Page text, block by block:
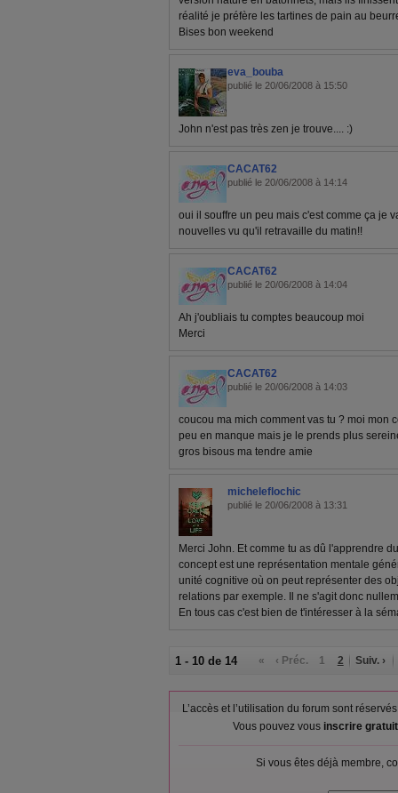
réalité je préfère les tartines de pain au
Bises bon weekend
eva_bouba
publié le 20/06/2008 à 15:50
John n'est pas très zen je trouve.... :)
CACAT62
publié le 20/06/2008 à 14:14
oui il souffre un peu mais c'est comme ça je
nouvelles vu qu'il retravaille du matin!!
CACAT62
publié le 20/06/2008 à 14:04
Ah j'oubliais tu comptes beaucoup moi
Merci
CACAT62
publié le 20/06/2008 à 14:03
coucou ma mich comment vas tu ? moi mon
peu en manque mais je le prends plus
gros bisous ma tendre amie
micheleflochic
publié le 20/06/2008 à 13:31
Merci John. Et comme tu as dû l'apprendre
concept est une représentation mentale
unité cognitive où on peut représenter des
relations par exemple. Il ne s'agit donc
En tous cas c'est bien de t'intéresser à la
1 - 10 de 14 « ‹ Préc. 1 2 Suiv. ›
L’accès et l’utilisation du forum sont
Vous pouvez vous inscrire
Si vous êtes déjà membre,